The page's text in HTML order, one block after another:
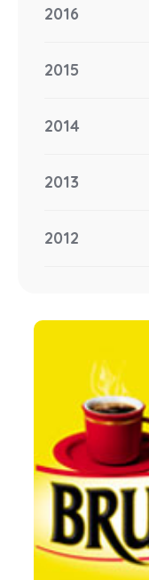
2016
2015
2014
2013
2012